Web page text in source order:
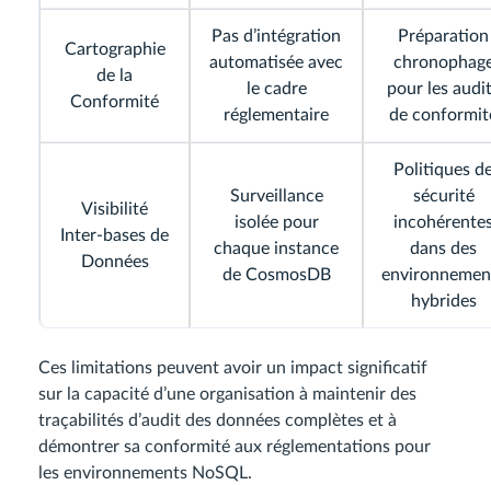
Cartographie
de la
Conformité
Pas d’intégration
automatisée avec
le cadre
réglementaire
Préparation
pour les
de
Visibilité
Inter-bases de
Données
Surveillance
isolée pour
chaque instance
de CosmosDB
Politiques
sécurité
dans des
hybrides
Ces limitations peuvent avoir un impact significatif
sur la capacité d’une organisation à maintenir des
traçabilités d’audit des données complètes et à
démontrer sa conformité aux réglementations pour
les environnements NoSQL.